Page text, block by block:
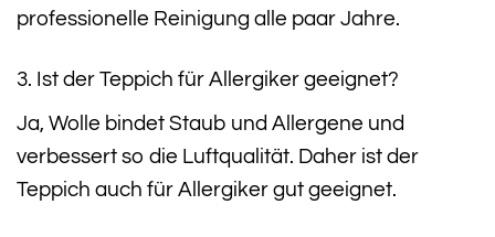
professionelle Reinigung alle paar Jahre.
3. Ist der Teppich für Allergiker geeignet?
Ja, Wolle bindet Staub und Allergene und
verbessert so die Luftqualität. Daher ist der
Teppich auch für Allergiker gut geeignet.